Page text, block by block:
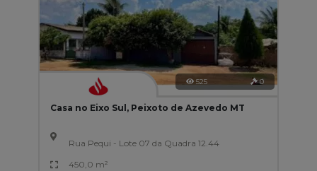
525 0
Casa no Eixo Sul, Peixoto de Azevedo MT
Rua Pequi - Lote 07 da Quadra 12.44
450,0 m²